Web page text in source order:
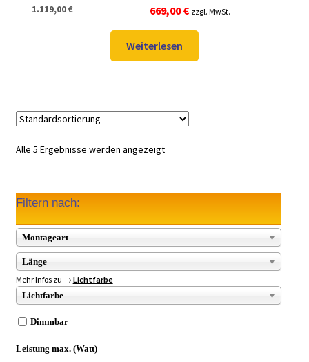
1.119,00€
Ursprünglicher
Preis
war:
1.119,00 €
669,00€Aktueller
Preis
669,00 €.
zzgl. MwSt.
Weiterlesen
Alle 5 Ergebnisse werden angezeigt
Filtern nach:
Montageart
Länge
Mehr Infos zu → Lichtfarbe
Lichtfarbe
Dimmbar
Leistung max. (Watt)